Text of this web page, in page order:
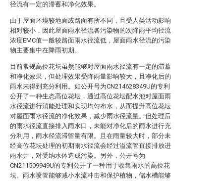
径流有一定的滞蓄和净化效果。
由于屋面环境较地面或路面有所不同，且受人类活动影响
相对较小，因此屋面雨水径流各污染物的次降雨平均径流
浓度EMC值一般较路面雨水径流低，屋面雨水径流的污染
物主要集中在降雨初期。
目前常规高位花坛虽然能够对屋面雨水径流有一定的滞蓄
和净化效果，但处理效果受降雨量影响较大，且净化后的
雨水未得到充分利用。如公开号为CN214628349U的专利
公开了一种生态高位花坛，通过高位花坛配水池对屋面雨
水径流进行消能处理和实现均匀布水，从而提升高位花坛
对屋面雨水径流的净化效果，减少雨水径流量。但处理后
的雨水径流直接排入雨水口，未能对净化后的雨水进行充
分利用，雨水径流滞留量有限。且在雨量较大时，部分未
经高位花坛处理的初期雨水径流会经过溢流管直接排放进
雨水井，对受纳水体造成污染。另外，公开号为
CN211509949U的专利公开了一种用于收集雨水的高位花
坛。雨水喷管能够减小水流冲击和保护植物，储水槽能够